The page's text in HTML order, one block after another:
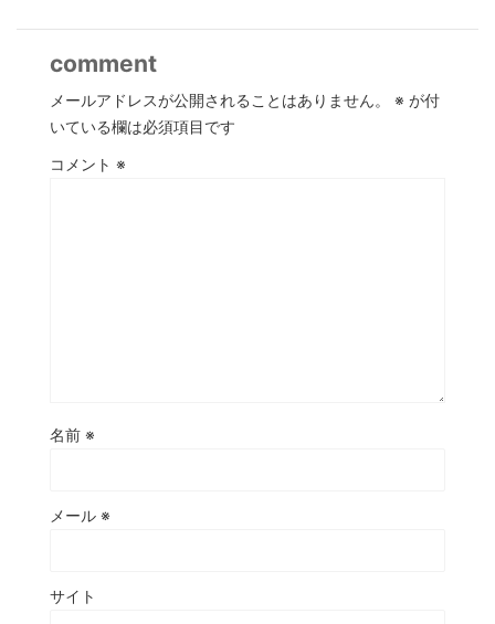
comment
メールアドレスが公開されることはありません。 ※ が付
いている欄は必須項目です
コメント ※
名前 ※
メール ※
サイト